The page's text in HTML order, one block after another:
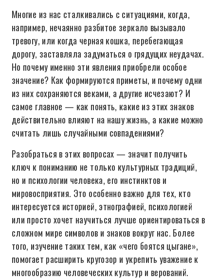
Многие из нас сталкивались с ситуациями, когда,
например, нечаянно разбитое зеркало вызывало
тревогу, или когда черная кошка, перебегающая
дорогу, заставляла задуматься о грядущих неудачах.
Но почему именно эти явления приобрели особое
значение? Как формируются приметы, и почему одни
из них сохраняются веками, а другие исчезают? И
самое главное — как понять, какие из этих знаков
действительно влияют на нашу жизнь, а какие можно
считать лишь случайными совпадениями?
Разобраться в этих вопросах — значит получить
ключ к пониманию не только культурных традиций,
но и психологии человека, его инстинктов и
мировосприятия. Это особенно важно для тех, кто
интересуется историей, этнографией, психологией
или просто хочет научиться лучше ориентироваться в
сложном мире символов и знаков вокруг нас. Более
того, изучение таких тем, как «чего боятся цыгане»,
помогает расширить кругозор и укрепить уважение к
многообразию человеческих культур и верований.